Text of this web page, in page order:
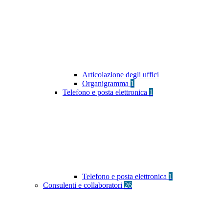
Articolazione degli uffici
Organigramma 1
Telefono e posta elettronica 1
Telefono e posta elettronica 1
Consulenti e collaboratori 26